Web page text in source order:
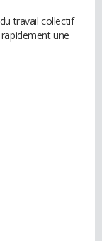
travail collectif
une